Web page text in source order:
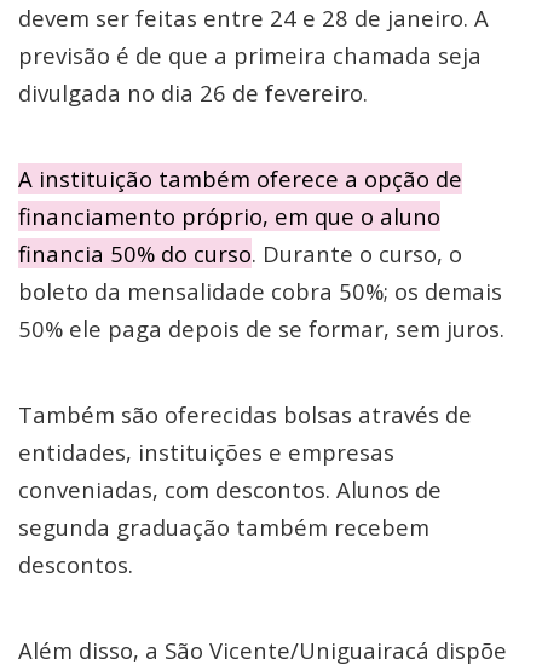
devem ser feitas entre 24 e 28 de janeiro. A
previsão é de que a primeira chamada seja
divulgada no dia 26 de fevereiro.
A instituição também oferece a opção de
financiamento próprio, em que o aluno
financia 50% do curso. Durante o curso, o
boleto da mensalidade cobra 50%; os demais
50% ele paga depois de se formar, sem juros.
Também são oferecidas bolsas através de
entidades, instituições e empresas
conveniadas, com descontos. Alunos de
segunda graduação também recebem
descontos.
Além disso, a São Vicente/Uniguairacá dispõe